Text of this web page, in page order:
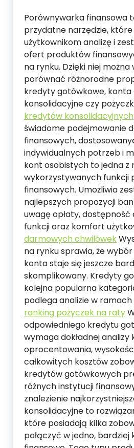
Porównywarka finansowa
przydatne narzędzie, które
użytkownikom analizę i
ofert produktów
na rynku. Dzięki niej
porównać różnorodne
kredyty gotówkowe,
konsolidacyjne czy
kredytów konsolidacyjnych
świadome podejmowanie
finansowych,
indywidualnych potrzeb i
kont osobistych to jedna z
wykorzystywanych funkcji
finansowych. Umożliwia
najlepszych propozycji
uwagę opłaty,
funkcji oraz komfort
darmowych chwilówek
na rynku sprawia, że
konta staje się jeszcze
skomplikowany. Kredyty
kolejna popularna
podlega analizie w
ranking pożyczek na raty
odpowiedniego kredytu
wymaga dokładnej analizy
oprocentowania,
całkowitych kosztów
kredytów gotówkowych
różnych instytucji
znalezienie
konsolidacyjne to
które posiadają kilka
połączyć w jedno, bardziej